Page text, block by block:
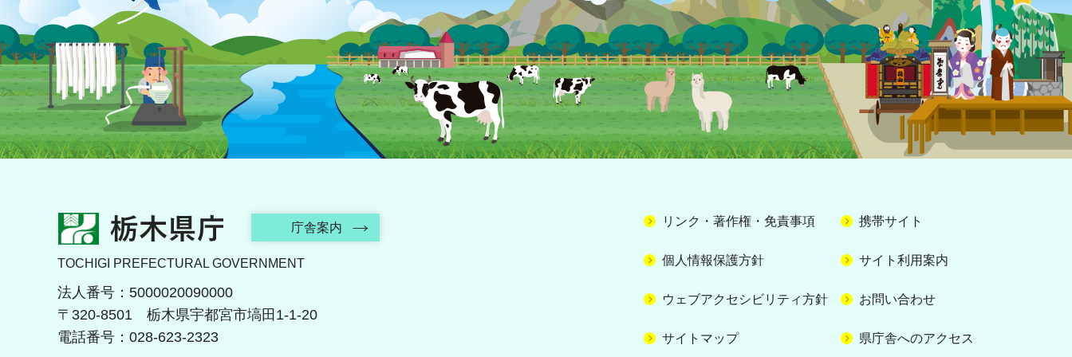
栃木県庁 庁舎案内
TOCHIGI PREFECTURAL GOVERNMENT
法人番号：5000020090000
〒320-8501 栃木県宇都宮市塙田1-1-20
電話番号：028-623-2323
リンク・著作権・免責事項 携帯サイト
個人情報保護方針 サイト利用案内
ウェブアクセシビリティ方針 お問い合わせ
サイトマップ 県庁舎へのアクセス